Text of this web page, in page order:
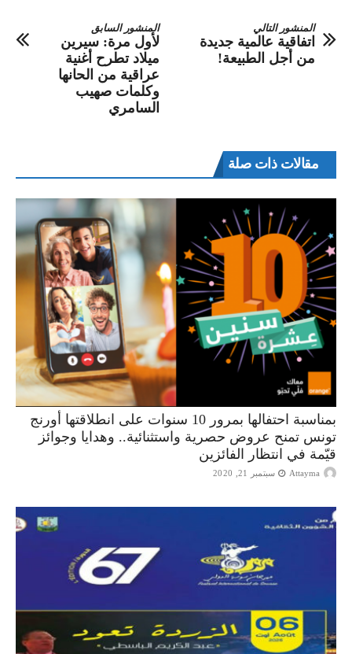
المنشور السابق
لأول مرة: سيرين
ميلاد تطرح أغنية
عراقية من الحانها
وكلمات صهيب
السامري
المنشور التالي
اتفاقية عالمية جديدة
من أجل الطبيعة!
مقالات ذات صلة
بمناسبة احتفالها بمرور 10 سنوات على انطلاقتها أورنج
تونس تمنح عروض حصرية واستثنائية.. وهدايا وجوائز
قيّمة في انتظار الفائزين
Attayma سبتمبر 21, 2020